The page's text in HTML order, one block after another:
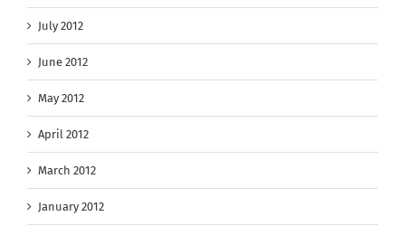
July 2012
June 2012
May 2012
April 2012
March 2012
January 2012